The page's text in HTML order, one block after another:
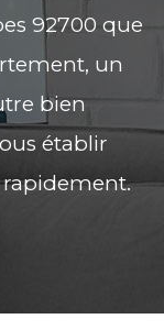
92700 que
un
bien
établir